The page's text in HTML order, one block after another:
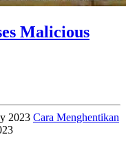
Malicious
2023 Cara Menghentikan